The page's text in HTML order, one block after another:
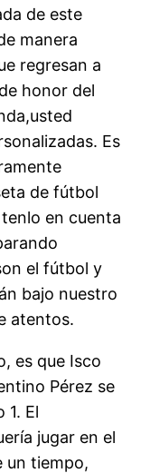
de este
manera
regresan a
honor del
Es
de fútbol
en cuenta
el fútbol y
bajo nuestro
atentos.
es que Isco
Pérez se
1. El
jugar en el
un tiempo,